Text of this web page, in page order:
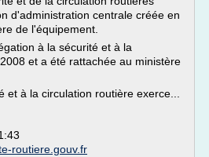
d'administration centrale créée en
de l'équipement.
à la sécurité et à la
et a été rattachée au ministère
et à la circulation routière exerce...
routiere.gouv.fr